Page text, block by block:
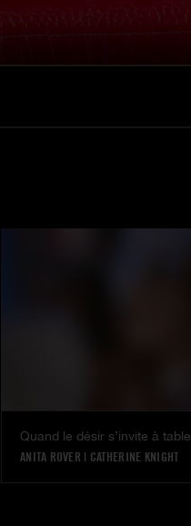
Quand le désir s’invite à table
ANITA ROVER | CATHERINE KNIGHT